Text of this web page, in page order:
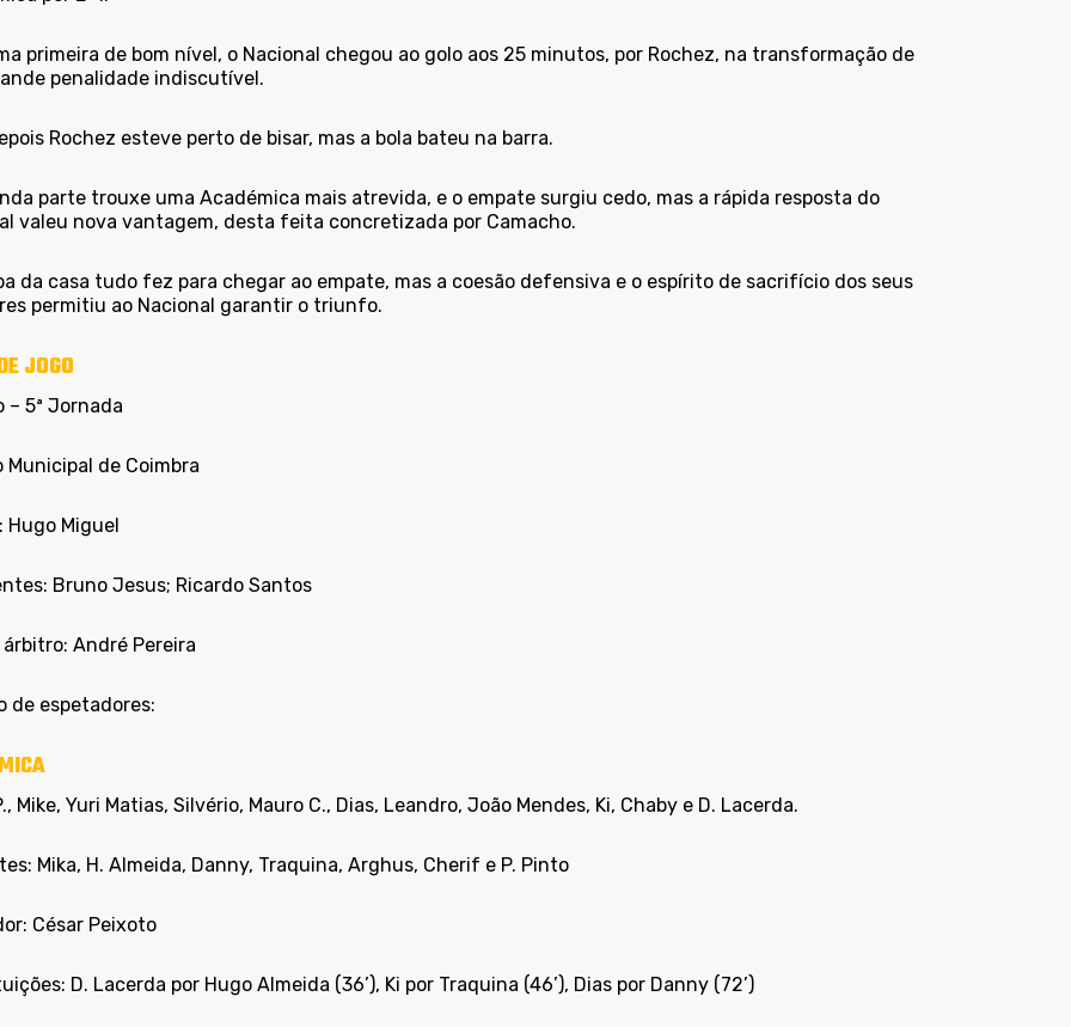
primeira de bom nível, o Nacional chegou ao golo aos 25 minutos, por Rochez, na transformação de
penalidade indiscutível.
Rochez esteve perto de bisar, mas a bola bateu na barra.
parte trouxe uma Académica mais atrevida, e o empate surgiu cedo, mas a rápida resposta do
valeu nova vantagem, desta feita concretizada por Camacho.
da casa tudo fez para chegar ao empate, mas a coesão defensiva e o espírito de sacrifício dos seus
permitiu ao Nacional garantir o triunfo.
JOGO
– 5ª Jornada
Municipal de Coimbra
Hugo Miguel
Bruno Jesus; Ricardo Santos
André Pereira
de espetadores:
Mike, Yuri Matias, Silvério, Mauro C., Dias, Leandro, João Mendes, Ki, Chaby e D. Lacerda.
Mika, H. Almeida, Danny, Traquina, Arghus, Cherif e P. Pinto
César Peixoto
D. Lacerda por Hugo Almeida (36’), Ki por Traquina (46’), Dias por Danny (72’)